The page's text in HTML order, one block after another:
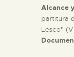
Alcance
partitura
Lesco"